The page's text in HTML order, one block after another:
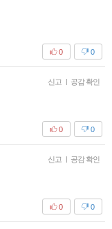
0
0
신고 | 공감 확인
0
0
신고 | 공감 확인
0
0